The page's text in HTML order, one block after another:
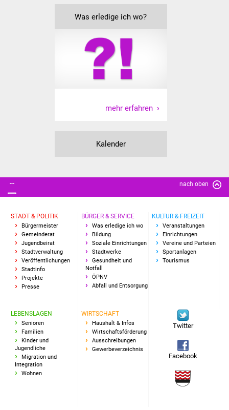
Wohnen
Bauen in Süßen
Wohnimmobilien +
Baugrundstücke
Wirtschaftsförderung
Ausschreibungen
Öffentliche
Ausschreibung
Ausschreibung
Ausschreibung
Freihändige Vergabe
Gewerbeverzeichnis
Was erledige ich wo?
mehr erfahren
Kalender
nach oben
STADT & POLITIK
Bürgermeister
Gemeinderat
Jugendbeirat
Stadtverwaltung
Veröffentlichungen
Stadtinfo
Projekte
Presse
BÜRGER & SERVICE
Was erledige ich wo
Bildung
Soziale Einrichtungen
Stadtwerke
Gesundheit und
Notfall
ÖPNV
Abfall und Entsorgung
KULTUR & FREIZEIT
Veranstaltungen
Einrichtungen
Vereine und Parteien
Sportanlagen
Tourismus
LEBENSLAGEN
Senioren
Familien
Kinder und
Jugendliche
Migration und
Integration
Wohnen
WIRTSCHAFT
Haushalt & Infos
Wirtschaftsförderung
Ausschreibungen
Gewerbeverzeichnis
Twitter
Facebook